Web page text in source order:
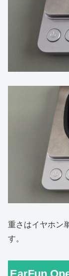
重さはイヤホン
す。